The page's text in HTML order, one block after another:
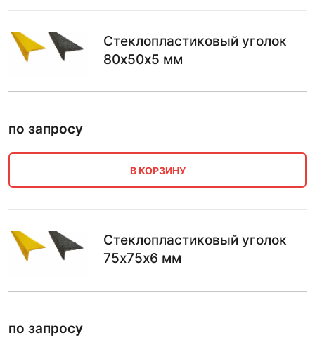
Стеклопластиковый уголок
80х50х5 мм
по запросу
В КОРЗИНУ
Стеклопластиковый уголок
75х75х6 мм
по запросу